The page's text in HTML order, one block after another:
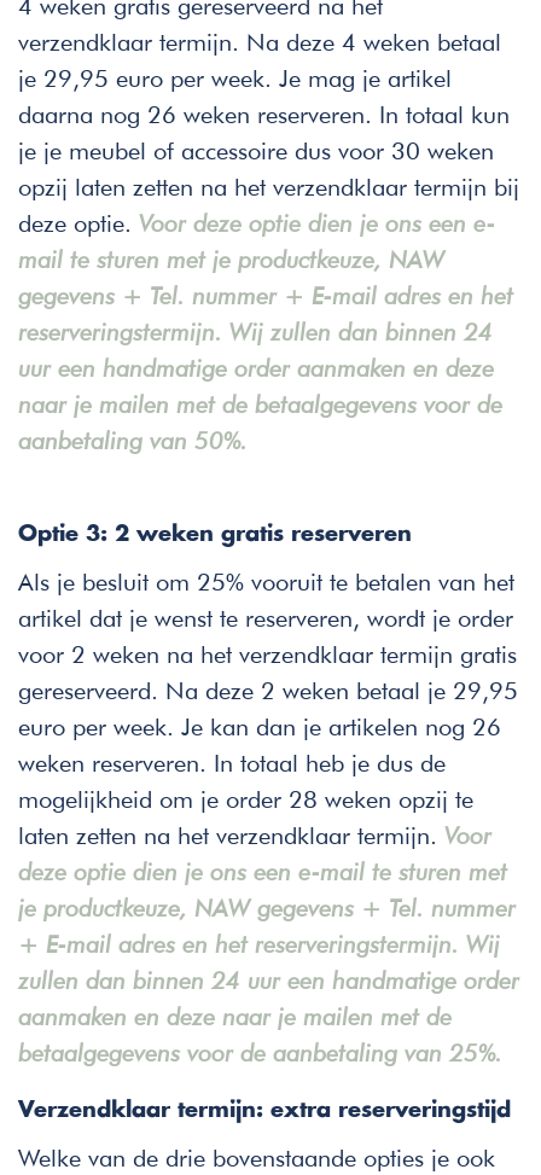
4 weken gratis gereserveerd na het
verzendklaar termijn. Na deze 4 weken betaal
je 29,95 euro per week. Je mag je artikel
daarna nog 26 weken reserveren. In totaal kun
je je meubel of accessoire dus voor 30 weken
opzij laten zetten na het verzendklaar termijn bij
deze optie. Voor deze optie dien je ons een e-
mail te sturen met je productkeuze, NAW
gegevens + Tel. nummer + E-mail adres en het
reserveringstermijn. Wij zullen dan binnen 24
uur een handmatige order aanmaken en deze
naar je mailen met de betaalgegevens voor de
aanbetaling van 50%.
Optie 3: 2 weken gratis reserveren
Als je besluit om 25% vooruit te betalen van het
artikel dat je wenst te reserveren, wordt je order
voor 2 weken na het verzendklaar termijn gratis
gereserveerd. Na deze 2 weken betaal je 29,95
euro per week. Je kan dan je artikelen nog 26
weken reserveren. In totaal heb je dus de
mogelijkheid om je order 28 weken opzij te
laten zetten na het verzendklaar termijn. Voor
deze optie dien je ons een e-mail te sturen met
je productkeuze, NAW gegevens + Tel. nummer
+ E-mail adres en het reserveringstermijn. Wij
zullen dan binnen 24 uur een handmatige order
aanmaken en deze naar je mailen met de
betaalgegevens voor de aanbetaling van 25%.
Verzendklaar termijn: extra reserveringstijd
Welke van de drie bovenstaande opties je ook